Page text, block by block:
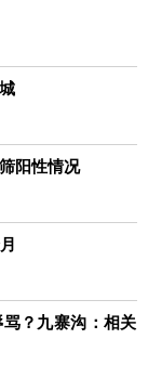
阳性情况
？九寨沟：相关